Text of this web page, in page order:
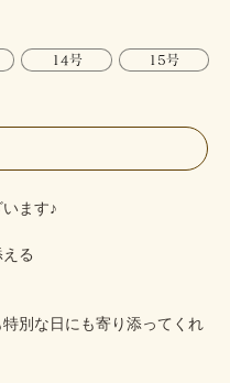
14号 15号
ます♪
る
別な日にも寄り添ってくれ